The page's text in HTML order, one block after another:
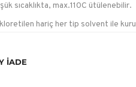
sıcaklıkta, max.110C ütülenebilir.
hariç her tip solvent ile kuru
İADE